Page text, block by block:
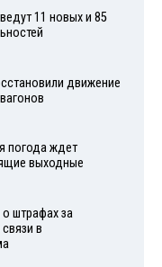
11 новых и 85
движение
погода ждет
выходные
штрафах за
в